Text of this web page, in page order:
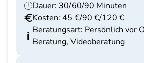
Dauer: 30/60/90 Minuten
Kosten: 45 €/90 €/120 €
Beratungsart: Persönlich vor
Beratung, Videoberatung